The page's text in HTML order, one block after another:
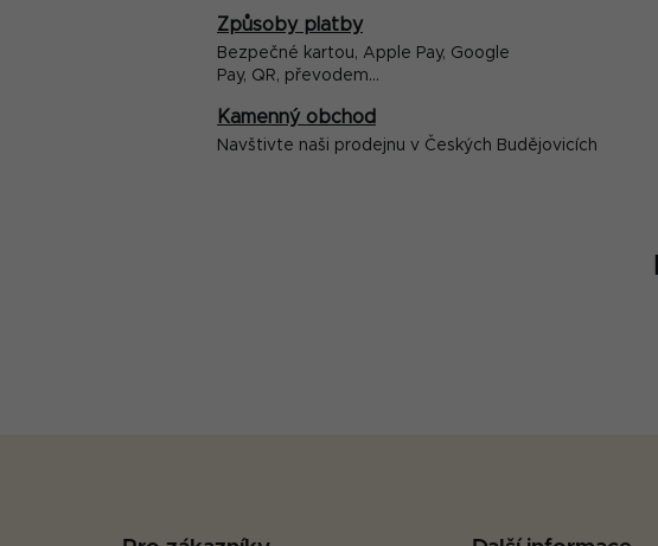
Způsoby platby
Bezpečné kartou, Apple Pay, Google
Pay, QR, převodem...
Kamenný obchod
Navštivte naši prodejnu v Českých Budějovicích